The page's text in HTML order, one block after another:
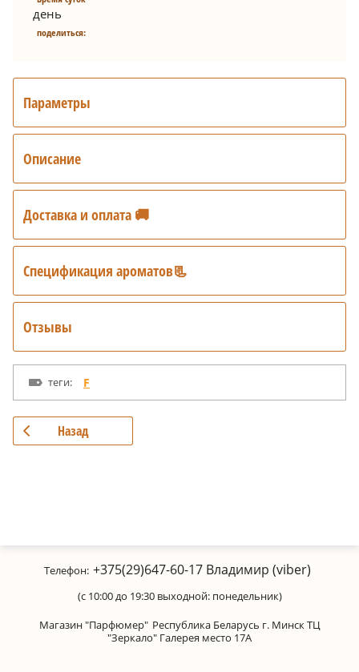
день
поделиться:
Параметры
Описание
Доставка и оплата 🚚
Спецификация ароматов📃
Отзывы
теги: F
Назад
Телефон: +375(29)647-60-17 Владимир (viber)
(с 10:00 до 19:30 выходной: понедельник)
Магазин "Парфюмер" Республика Беларусь г. Минск ТЦ
"Зеркало" Галерея место 17А